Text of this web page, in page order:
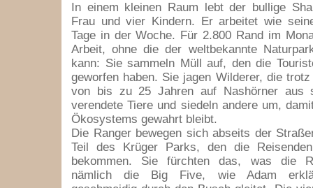
In einem kleinen Raum lebt der bullige
Frau und vier Kindern. Er arbeitet wie
Tage in der Woche. Für 2.800 Rand im
Arbeit, ohne die der weltbekannte
kann: Sie sammeln Müll auf, den die
geworfen haben. Sie jagen Wilderer, die
von bis zu 25 Jahren auf Nashörner aus
verendete Tiere und siedeln andere um,
Ökosystems gewahrt bleibt.
Die Ranger bewegen sich abseits der
Teil des Krüger Parks, den die
bekommen. Sie fürchten das, was die
nämlich die Big Five, wie Adam